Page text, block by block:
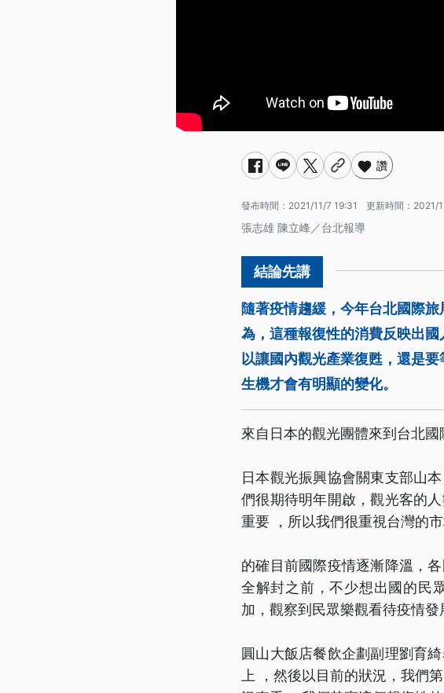
讚
發布時間： 2021/11/7 19:31 更新時間： 2021/
張志雄 陳立峰／台北報導
隨著疫情趨緩，今年台北國際
為，這種報復性的消費反映出
以讓國內觀光產業復甦，還是
生機才會有明顯的變化。
來自日本的觀光團體來到台北
日本觀光振興協會關東支部山
們很期待明年開啟，觀光客的
重要 ，所以我們很重視台灣的市
的確目前國際疫情逐漸降溫，
全解封之前，不少想出國的民
加，觀察到民眾樂觀看待疫情發
圓山大飯店餐飲企劃副理劉育
上 ，然後以目前的狀況，我們